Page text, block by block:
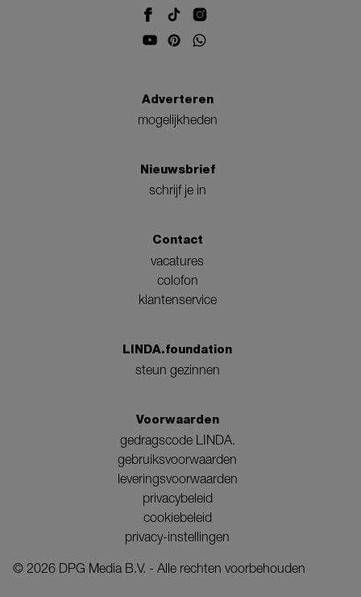
Adverteren
mogelijkheden
Nieuwsbrief
schrijf je in
Contact
vacatures
colofon
klantenservice
LINDA.foundation
steun gezinnen
Voorwaarden
gedragscode LINDA.
gebruiksvoorwaarden
leveringsvoorwaarden
privacybeleid
cookiebeleid
privacy-instellingen
© 2026 DPG Media B.V. - Alle rechten voorbehouden